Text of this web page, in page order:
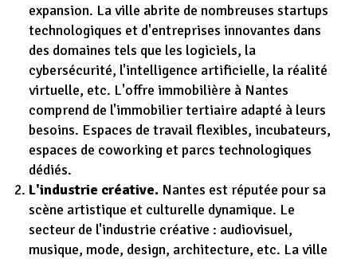
expansion. La ville abrite de nombreuses startups
technologiques et d'entreprises innovantes dans
des domaines tels que les logiciels, la
cybersécurité, l'intelligence artificielle, la réalité
virtuelle, etc. L'offre immobilière à Nantes
comprend de l'immobilier tertiaire adapté à leurs
besoins. Espaces de travail flexibles, incubateurs,
espaces de coworking et parcs technologiques
dédiés.
L'industrie créative. Nantes est réputée pour sa
scène artistique et culturelle dynamique. Le
secteur de l'industrie créative : audiovisuel,
musique, mode, design, architecture, etc. La ville